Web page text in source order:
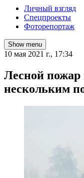
Личный взгляд
Спецпроекты
Фоторепортаж
Show menu
10 мая 2021 г., 17:34
​Лесной пожар
нескольким